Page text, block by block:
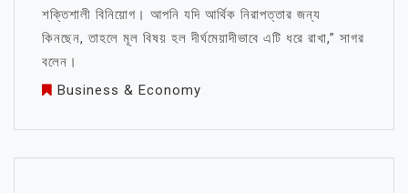
শক্তিশালী বিনিয়োগ। আপনি যদি আর্থিক নিরাপত্তার জন্য
কিনছেন, তাহলে মূল বিষয় হল দীর্ঘমেয়াদীভাবে এটি ধরে রাখা,” সাগর
বলেন।
Business & Economy